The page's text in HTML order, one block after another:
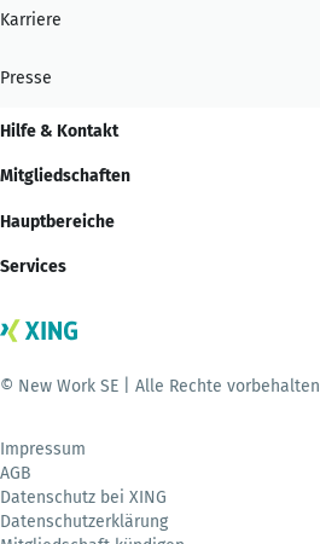
Karriere
Presse
Hilfe & Kontakt
Mitgliedschaften
Hauptbereiche
Services
© New Work SE | Alle Rechte vorbehalten
Impressum
AGB
Datenschutz bei XING
Datenschutzerklärung